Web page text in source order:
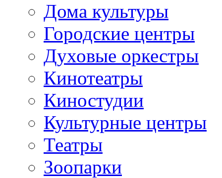
Дома культуры
Городские центры
Духовые оркестры
Кинотеатры
Киностудии
Культурные центры
Театры
Зоопарки